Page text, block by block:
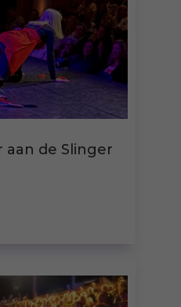
aan de Slinger